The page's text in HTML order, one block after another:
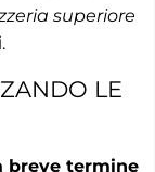
superiore
.
LE
breve termine